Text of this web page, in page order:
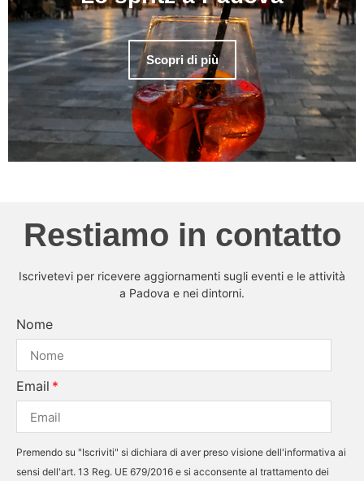
Scopri di più
Restiamo in contatto
Iscrivetevi per ricevere aggiornamenti sugli eventi e le attività
a Padova e nei dintorni.
Nome
Email
Premendo su "Iscriviti" si dichiara di aver preso visione dell'informativa ai
sensi dell'art. 13 Reg. UE 679/2016 e si acconsente al trattamento dei